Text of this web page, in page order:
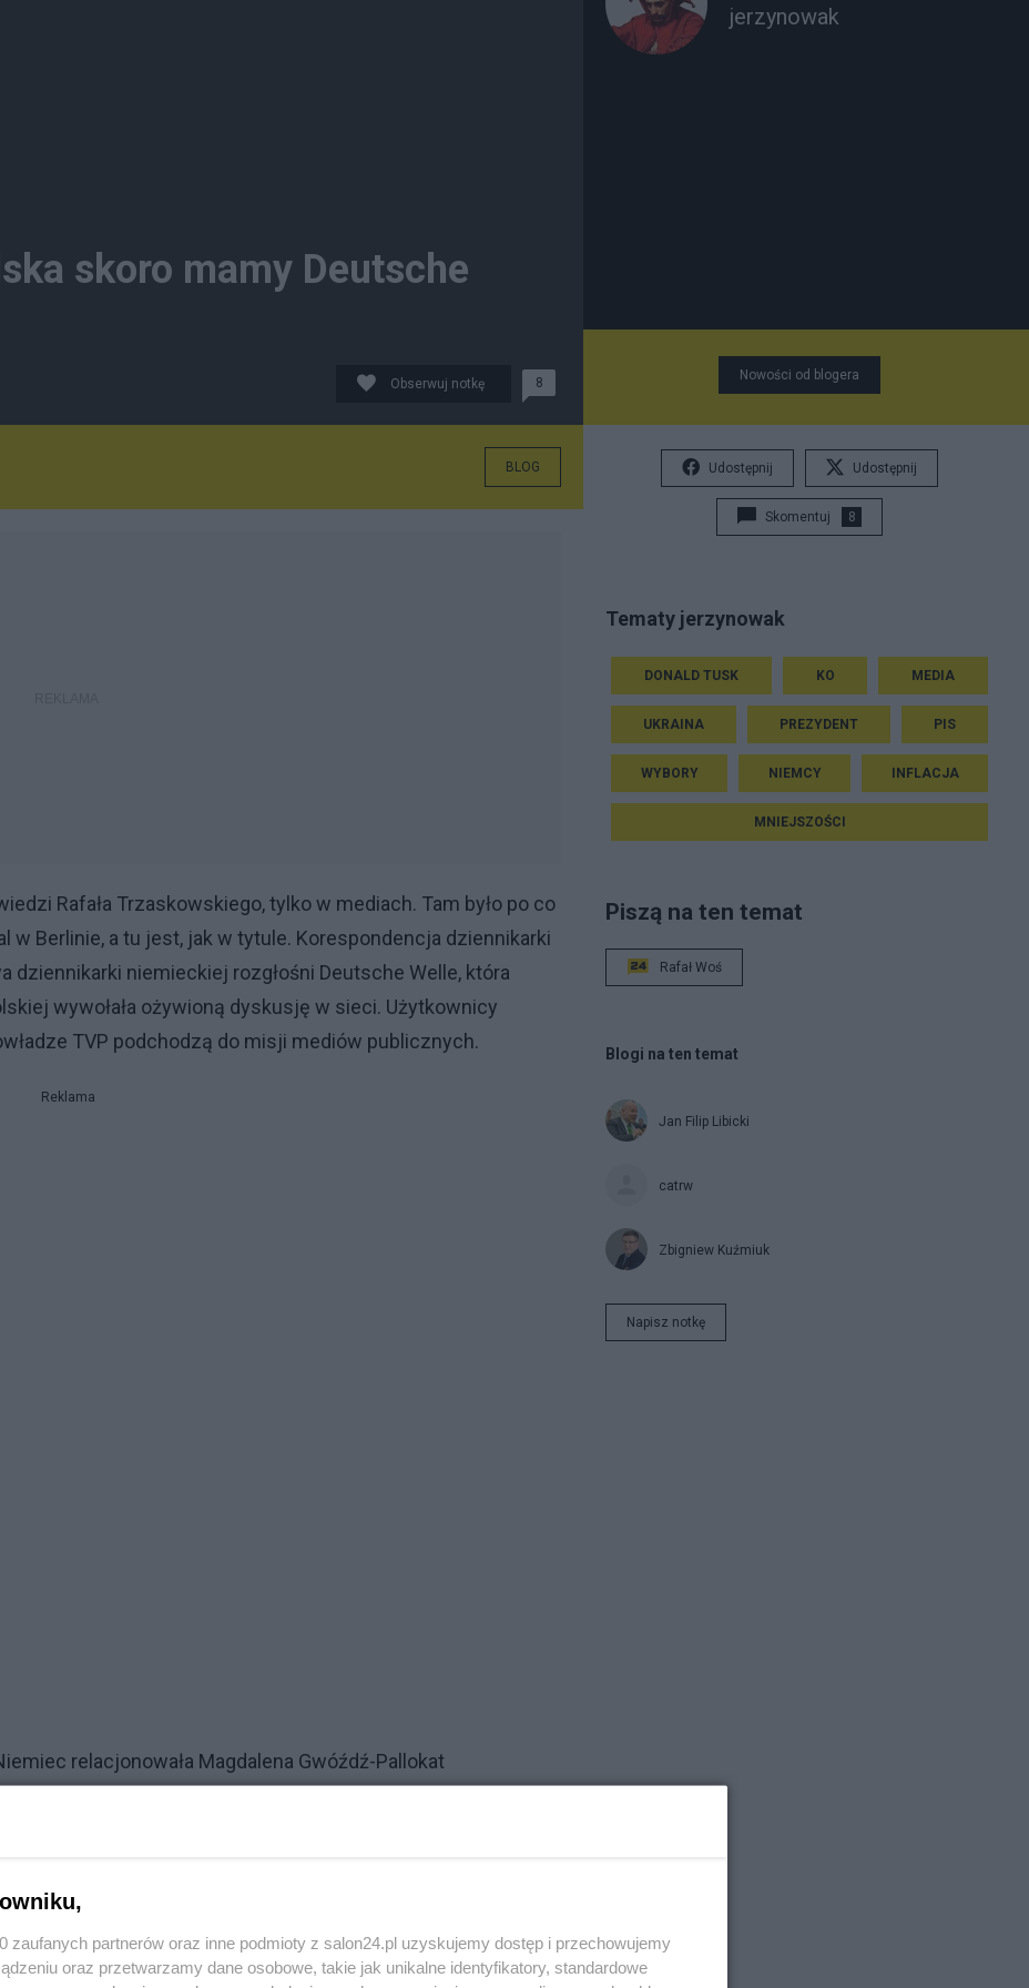
skoro mamy Deutsche
Obserwuj notkę 8
BLOG
Rafała Trzaskowskiego, tylko w mediach. Tam było po co
w Berlinie, a tu jest, jak w tytule. Korespondencja dziennikarki
dziennikarki niemieckiej rozgłośni Deutsche Welle, która
wywołała ożywioną dyskusję w sieci. Użytkownicy
TVP podchodzą do misji mediów publicznych.
Reklama
relacjonowała Magdalena Gwóźdź-Pallokat
dziennikarka prezentując korespondencję z Niemiec dla
telewizji publicznej. Działania neoTVP szybko doczekały
Berlinie skoro na miejscu jest już Pani Magdalena z Deutsche
dla której Tomasz Bielecki pisze z Brukseli - jednocześnie
jerzynowak
Nowości od blogera
Udostępnij Udostępnij
Skomentuj 8
Tematy jerzynowak
DONALD TUSK KO MEDIA
UKRAINA PREZYDENT PIS
WYBORY NIEMCY INFLACJA
MNIEJSZOŚCI
Piszą na ten temat
Rafał Woś
Blogi na ten temat
Jan Filip Libicki
catrw
Zbigniew Kuźmiuk
Napisz notkę
zaufanych partnerów oraz inne podmioty z salon24.pl uzyskujemy dostęp i przechowujemy
oraz przetwarzamy dane osobowe, takie jak unikalne identyfikatory, standardowe